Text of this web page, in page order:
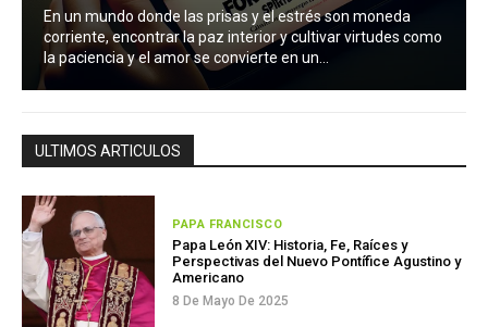
En un mundo donde las prisas y el estrés son moneda
corriente, encontrar la paz interior y cultivar virtudes como
la paciencia y el amor se convierte en un...
ULTIMOS ARTICULOS
PAPA FRANCISCO
Papa León XIV: Historia, Fe, Raíces y
Perspectivas del Nuevo Pontífice Agustino y
Americano
8 De Mayo De 2025